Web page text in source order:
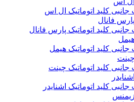
جانبی کلید اتوماتیک ال اس
فانال
جانبی کلید اتوماتیک پارس فانال
جانبی کلید اتوماتیک هیمل
چینت
جانبی کلید اتوماتیک چینت
کلید اتوماتیک اشنایدر
زیمنس